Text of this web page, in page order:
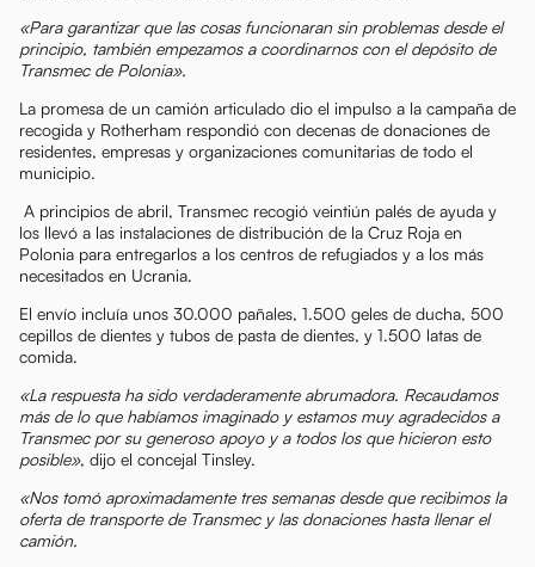
«Para garantizar que las cosas funcionaran sin problemas desde el
principio, también empezamos a coordinarnos con el depósito de
Transmec de Polonia».
La promesa de un camión articulado dio el impulso a la campaña de
recogida y Rotherham respondió con decenas de donaciones de
residentes, empresas y organizaciones comunitarias de todo el
municipio.
A principios de abril, Transmec recogió veintiún palés de ayuda y
los llevó a las instalaciones de distribución de la Cruz Roja en
Polonia para entregarlos a los centros de refugiados y a los más
necesitados en Ucrania.
El envío incluía unos 30.000 pañales, 1.500 geles de ducha, 500
cepillos de dientes y tubos de pasta de dientes, y 1.500 latas de
comida.
«La respuesta ha sido verdaderamente abrumadora. Recaudamos
más de lo que habíamos imaginado y estamos muy agradecidos a
Transmec por su generoso apoyo y a todos los que hicieron esto
posible», dijo el concejal Tinsley.
«Nos tomó aproximadamente tres semanas desde que recibimos la
oferta de transporte de Transmec y las donaciones hasta llenar el
camión.